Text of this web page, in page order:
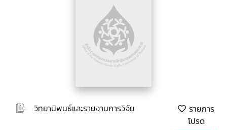
วิทยานิพนธ์และรายงานการวิจัย
รายการ
โปรด